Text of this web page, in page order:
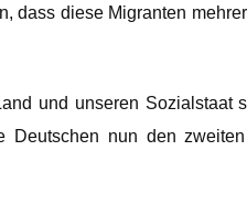
dass diese Migranten
und unseren Sozialstaat
Deutschen nun den